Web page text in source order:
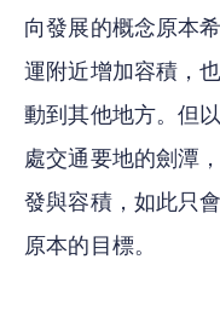
向發展的概念原本
運附近增加容積，
動到其他地方。但
處交通要地的劍潭
發與容積，如此只
原本的目標。